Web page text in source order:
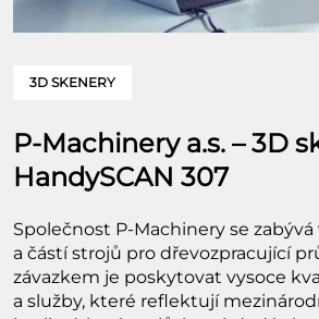
3D SKENERY
P-Machinery a.s. – 3D
HandySCAN 307
Společnost P-Machinery se
a částí strojů pro dřevozpracující
závazkem je poskytovat vysoce
a služby, které reflektují